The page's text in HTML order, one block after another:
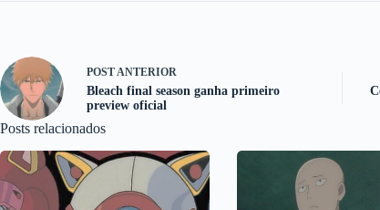
POSTANTERIOR
Bleach final season ganha primeiro
preview oficial
Posts relacionados